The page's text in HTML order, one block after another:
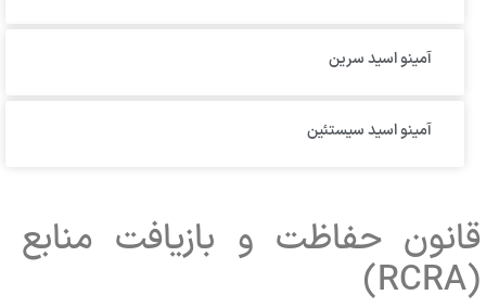
آمینو اسید سرین
آمینو اسید سیستئین
قانون حفاظت و بازیافت منابع
(RCRA)